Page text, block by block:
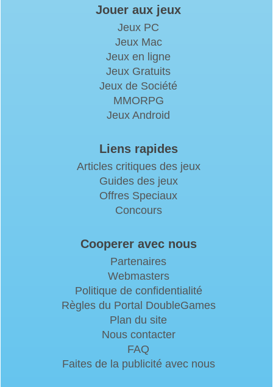
Jouer aux jeux
Jeux PC
Jeux Mac
Jeux en ligne
Jeux Gratuits
Jeux de Société
MMORPG
Jeux Android
Liens rapides
Articles critiques des jeux
Guides des jeux
Offres Speciaux
Concours
Cooperer avec nous
Partenaires
Webmasters
Politique de confidentialité
Règles du Portal DoubleGames
Plan du site
Nous contacter
FAQ
Faites de la publicité avec nous